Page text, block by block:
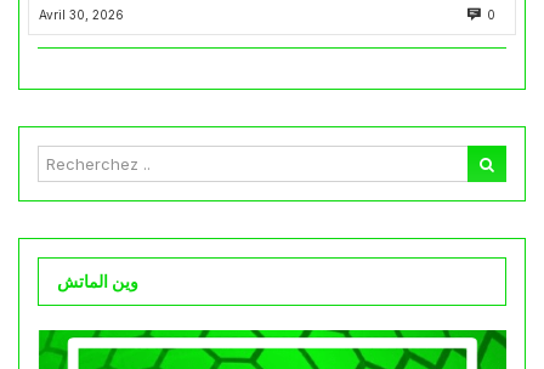
Avril 30, 2026 0
وين الماتش